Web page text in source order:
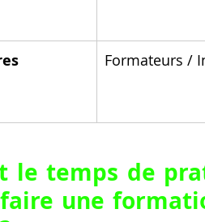
Formateurs /
le temps de
une